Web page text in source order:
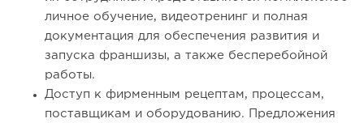
личное обучение, видеотренинг и полная
документация для обеспечения развития и
запуска франшизы, а также бесперебойной
работы.
Доступ к фирменным рецептам, процессам,
поставщикам и оборудованию. Предложения